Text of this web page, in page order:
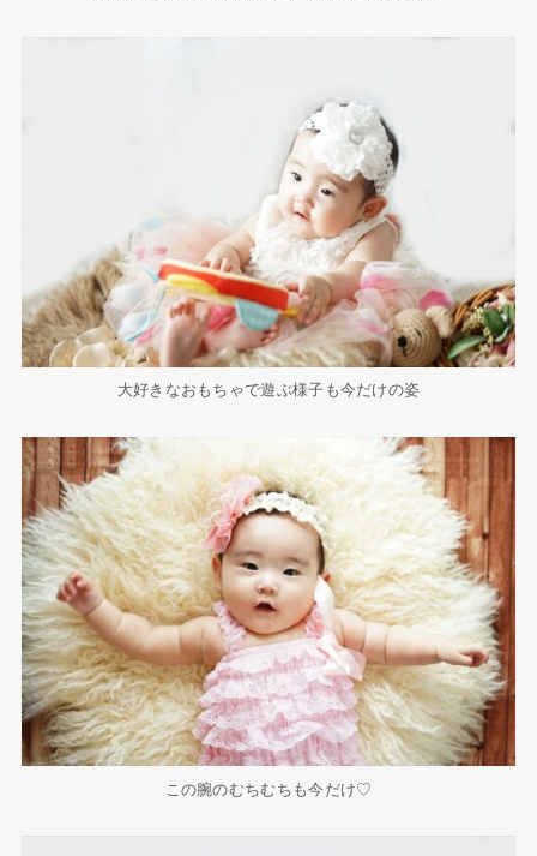
大好きなおもちゃで遊ぶ様子も今だけの姿
この腕のむちむちも今だけ♡